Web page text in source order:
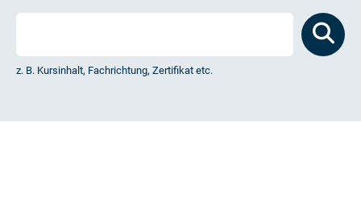
z. B. Kursinhalt, Fachrichtung, Zertifikat etc.